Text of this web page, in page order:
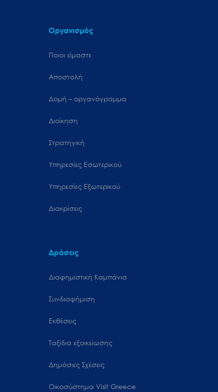
Οργανισμός
Ποιοι είμαστε
Αποστολή
Δομή – οργανόγραμμα
Διοίκηση
Στρατηγική
Υπηρεσίες Εσωτερικού
Υπηρεσίες Εξωτερικού
Διακρίσεις
Δράσεις
Διαφημιστική Καμπάνια
Συνδιαφήμιση
Εκθέσεις
Ταξίδια εξοικείωσης
Δημόσιες Σχέσεις
Oικοσύστημα Visit Greece